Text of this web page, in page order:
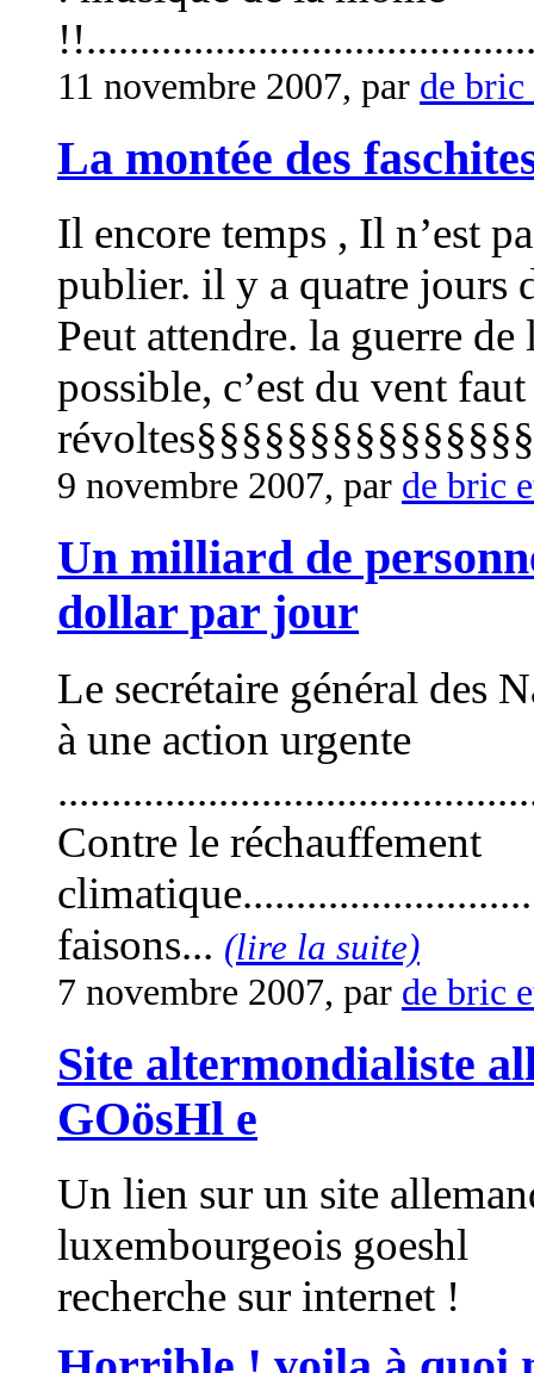
11 novembre 2007, par de bric
La montée des
Il encore temps , Il n’est
publier. il y a quatre
Peut attendre. la guerre
possible, c’est du vent
9 novembre 2007, par de bric
Un milliard de
dollar par jour
Le secrétaire général des
à une action urgente
Contre le réchauffement
faisons... (lire la suite)
7 novembre 2007, par de bric
Site altermondialiste
GOösHl e
Un lien sur un site
luxembourgeois goeshl
recherche sur internet !